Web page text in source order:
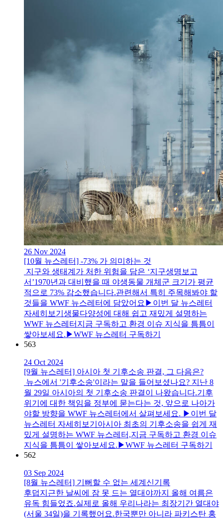
26 Nov 2024
[10월 뉴스레터] -73% 가 의미하는 것
지구와 생태계가 처한 위험을 담은 ‘지구생명보고
서’1970년과 대비했을 때 야생동물 개체군 크기가 평균
적으로 73% 감소했습니다.관련해서 특히 주목해봐야 할
것들을 WWF 뉴스레터에 담았어요▶이번 달 뉴스레터
자세히보기생물다양성에 대해 쉽고 재밌게 설명하는
WWF 뉴스레터지금 구독하고 환경 이슈 지식을 틈틈이
쌓아보세요.▶WWF 뉴스레터 구독하기
563
24 Oct 2024
[9월 뉴스레터] 아시아 첫 기후소송 판결, 그 다음은?
뉴스에서 '기후소송'이라는 말을 들어보셨나요? 지난 8
월 29일 아시아의 첫 기후소송 판결이 나왔습니다.기후
위기에 대한 책임을 정부에 묻는다는 것, 앞으로 나아가
야할 방향을 WWF 뉴스레터에서 살펴보세요. ▶이번 달
뉴스레터 자세히보기아시아 최초의 기후소송을 쉽게 재
밌게 설명하는 WWF 뉴스레터,지금 구독하고 환경 이슈
지식을 틈틈이 쌓아보세요.▶WWF 뉴스레터 구독하기
562
03 Sep 2024
[8월 뉴스레터] 기뻐할 수 없는 세계신기록
후덥지근한 날씨에 잠 못 드는 열대야까지 올해 여름은
유독 힘들었죠.실제로 올해 우리나라는 최장기간 열대야
(서울 34일)을 기록했어요.한국뿐만 아니라 파키스탄 홍